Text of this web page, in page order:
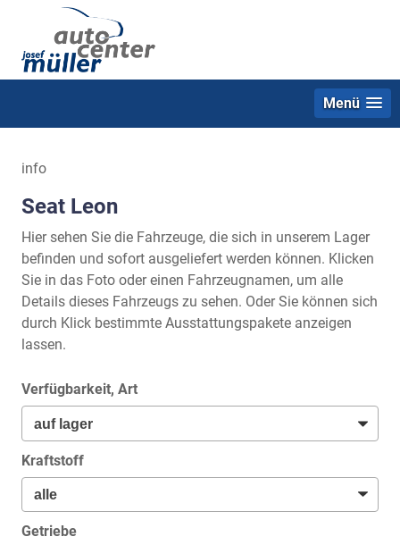
Menü
info
Seat Leon
Hier sehen Sie die Fahrzeuge, die sich in unserem Lager
befinden und sofort ausgeliefert werden können. Klicken
Sie in das Foto oder einen Fahrzeugnamen, um alle
Details dieses Fahrzeugs zu sehen. Oder Sie können sich
durch Klick bestimmte Ausstattungspakete anzeigen
lassen.
Verfügbarkeit, Art
Kraftstoff
Getriebe